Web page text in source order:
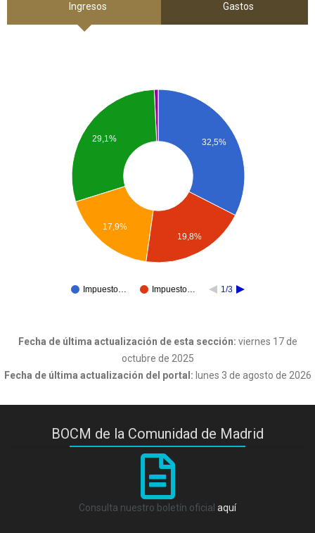
Ingresos Gastos
Impuesto… Impuesto… 1/3
32,5%
29,1%
17,9%
19,8%
Fecha de última actualización de esta sección: viernes 17 de
octubre de 2025
Fecha de última actualización del portal: lunes 3 de agosto de 2026
BOCM de la Comunidad de Madrid
Consulta nuestro boletín oficial aquí